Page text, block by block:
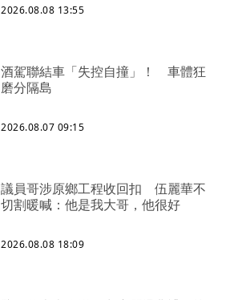
2026.08.08 13:55
酒駕聯結車「失控自撞」！ 車體狂
磨分隔島
2026.08.07 09:15
議員哥涉原鄉工程收回扣 伍麗華不
切割暖喊：他是我大哥，他很好
2026.08.08 18:09